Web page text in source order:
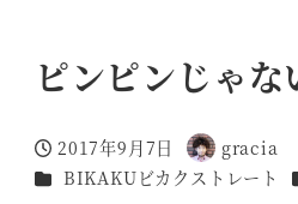
ピンピンじゃな
投稿日
2017年9月7日
著
者
gracia
カテゴリー
BIKAKUビカクストレート